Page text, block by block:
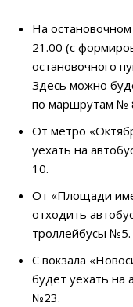
На
21.00 (с
остановочного
Здесь можно
по маршрутам
От метро
уехать на
10.
От «Площади
отходить
троллейбусы №5.
С вокзала
будет уехать на
№23.